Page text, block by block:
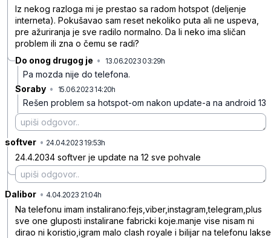
Iz nekog razloga mi je prestao sa radom hotspot (deljenje
interneta). Pokušavao sam reset nekoliko puta ali ne uspeva,
pre ažuriranja je sve radilo normalno. Da li neko ima sličan
problem ili zna o čemu se radi?
Do onog drugog je • 13.06.2023 03:29h
Pa mozda nije do telefona.
Soraby • 15.06.2023 14:20h
Rešen problem sa hotspot-om nakon update-a na android 13
softver • 24.04.2023 19:53h
24.4.2034 softver je update na 12 sve pohvale
Dalibor • 4.04.2023 21:04h
Na telefonu imam instalirano:fejs,viber,instagram,telegram,plus
sve one gluposti instalirane fabricki koje.manje vise nisam ni
dirao ni koristio,igram malo clash royale i bilijar na telefonu lakse